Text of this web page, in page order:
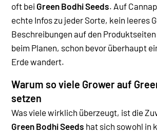
oft bei Green Bodhi Seeds. Auf
echte Infos zu jeder Sorte, kein leeres
Beschreibungen auf den
beim Planen, schon bevor überhaupt
Erde wandert.
Warum so viele Grower auf
setzen
Was viele wirklich überzeugt, ist die
Green Bodhi Seeds hat sich sowohl in